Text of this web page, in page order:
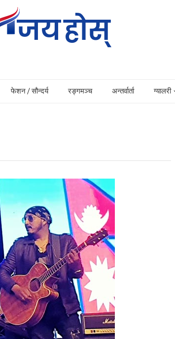
फेशन / सौन्दर्य रङ्गमञ्च अन्तर्वार्ता ग्यालरी